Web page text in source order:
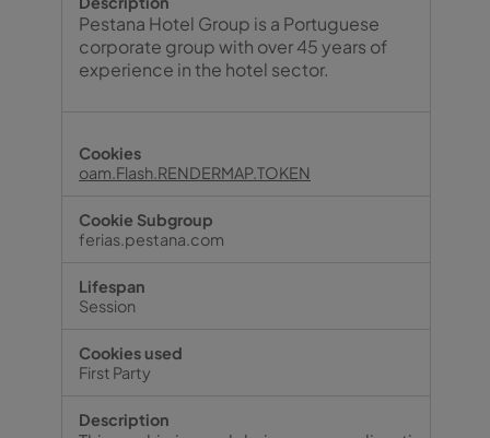
Pestana Hotel Group is a Portuguese
corporate group with over 45 years of
experience in the hotel sector.
oam.Flash.RENDERMAP.TOKEN
ferias.pestana.com
Session
First Party